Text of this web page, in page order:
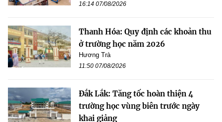
16:14 07/08/2026
Thanh Hóa: Quy định các khoản thu
ở trường học năm 2026
Hương Trà
11:50 07/08/2026
Đắk Lắk: Tăng tốc hoàn thiện 4
trường học vùng biên trước ngày
khai giảng